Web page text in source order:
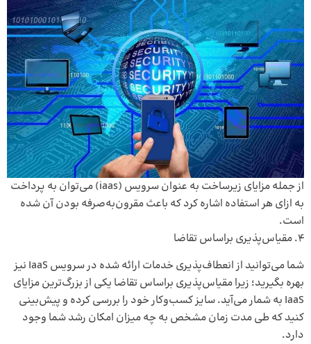
از جمله مزایای زیرساخت به عنوان سرویس (iaas) می‌توان به پرداخت
به ازای هر استفاده اشاره کرد که باعث مقرون‌به‌صرفه بودن آن شده
است.
مقیاس‌پذیری براساس تقاضا
شما می‌توانید از انعطاف‌پذیری خدمات ارائه‌ شده در سرویس IaaS نیز
بهره بگیرید؛ زیرا مقیاس‌پذیری براساس تقاضا یکی از بزرگ‌ترین مزایای
IaaS به شمار می‌آید. سایز کسب‌وکار خود را بررسی کرده و پیش‌بینی
کنید که طی مدت‌ زمان مشخص به چه میزان امکان رشد شما وجود
دارد.